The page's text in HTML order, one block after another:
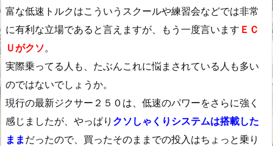
富な低速トルクはこういうスクールや練習会などでは非常
に有利な立場であると言えますが、もう一度言います ＥＣ
Ｕがクソ。
実際乗ってる人も、たぶんこれに悩まされている人も多い
のではないでしょうか。
現行の最新ジクサー２５０は、低速のパワーをさらに強く
感じましたが、やっぱり クソしゃくりシステムは搭載した
まま だったので、買ったそのままでの投入はちょっと乗り